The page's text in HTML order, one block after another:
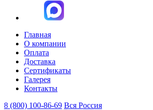
Главная
О компании
Оплата
Доставка
Сертификаты
Галерея
Контакты
8 (800) 100-86-69 Вся Россия